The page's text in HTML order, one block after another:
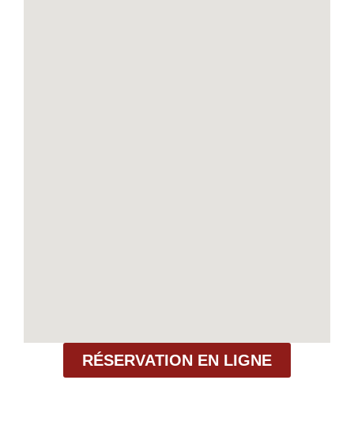
RÉSERVATION EN LIGNE